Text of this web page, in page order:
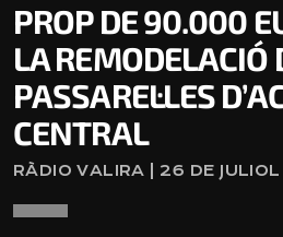
PROP DE 90.000
LA REMODELACIÓ
PASSAREL·LES
CENTRAL
RÀDIO VALIRA | 26 DE